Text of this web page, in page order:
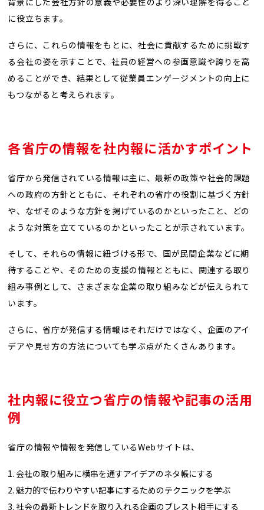
に役立ちます。
さらに、これらの情報をもとに、社会に貢献するために挑戦す
る会社の姿を示すことで、社員の経営への参画意識や誇りを高
めることができ、結果として従業員エンゲージメントの向上に
もつながると考えられます。
各省庁の情報を社内報に活かすポイント
省庁から発信されている情報は主に、最新の政策や社会的課題
への政府の方針とともに、それぞれの省庁の役割に基づく方針
や、なぜそのような方針を掲げているのかといったこと、どの
ような対策を立てているのかといったことが示されています。
そして、それらの情報に紐づける形で、国が民間企業などに期
待することや、そのための支援の情報とともに、関連する取り
組み事例として、さまざまな企業の取り組みなどが伝えられて
います。
さらに、省庁が発信する情報はそれだけではなく、企画のアイ
デアや見せ方の方法についても学ぶ点がたくさんあります。
社内報に役立つ省庁の情報や記事の活用
例
省庁の情報や情報を発信しているWebサイトは、
会社の取り組みに横串を通すアイデアのネタ帳にする
魅力的で伝わりやすい記事にするためのテクニックを学ぶ
社会の最新トレンドを取り入れる企画のブレスト相手にする